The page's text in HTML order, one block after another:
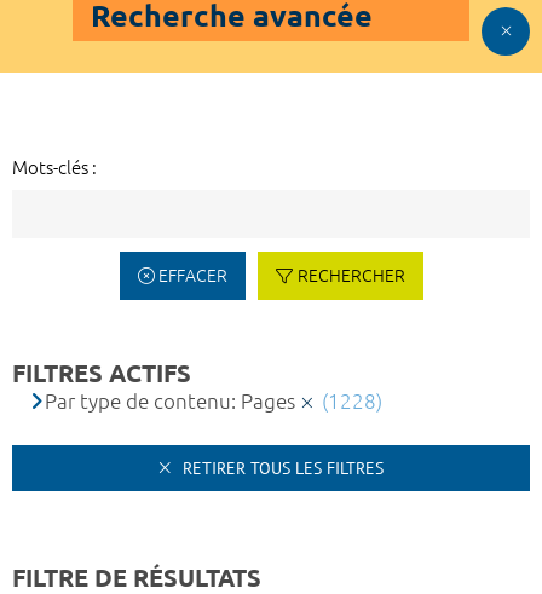
Recherche avancée
Mots-clés :
EFFACER RECHERCHER
FILTRES ACTIFS
Par type de contenu: Pages (1228)
RETIRER TOUS LES FILTRES
FILTRE DE RÉSULTATS